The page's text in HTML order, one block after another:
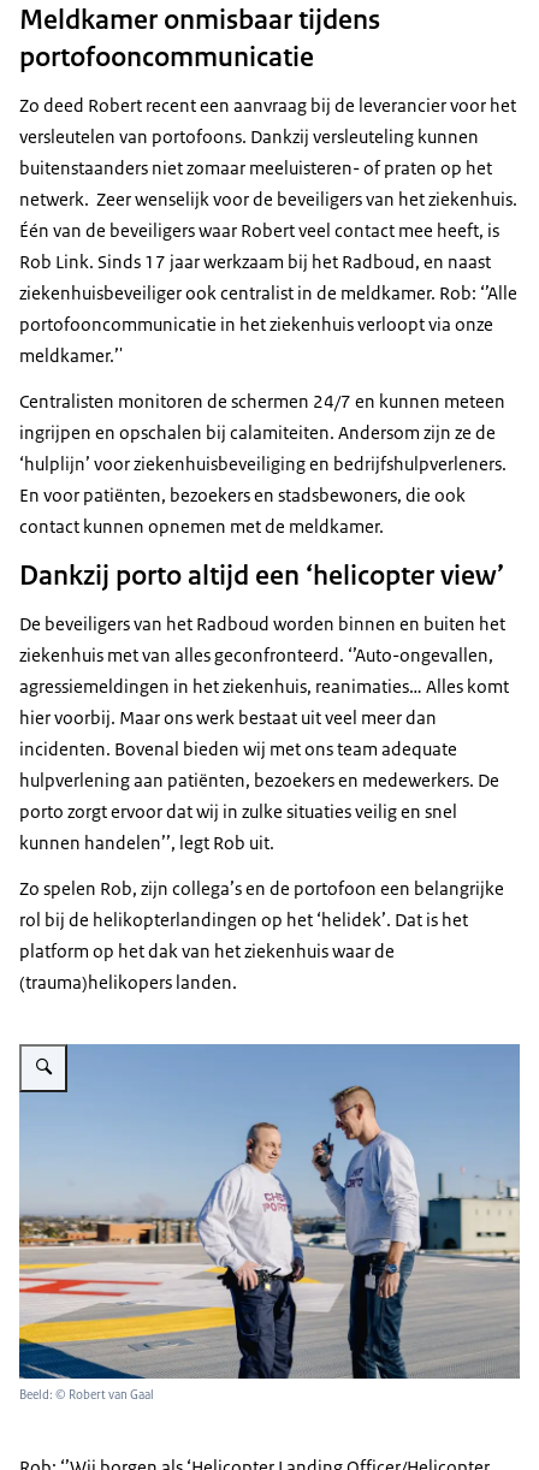
Meldkamer onmisbaar tijdens
portofooncommunicatie
Zo deed Robert recent een aanvraag bij de leverancier voor het
versleutelen van portofoons. Dankzij versleuteling kunnen
buitenstaanders niet zomaar meeluisteren- of praten op het
netwerk. Zeer wenselijk voor de beveiligers van het ziekenhuis.
Één van de beveiligers waar Robert veel contact mee heeft, is
Rob Link. Sinds 17 jaar werkzaam bij het Radboud, en naast
ziekenhuisbeveiliger ook centralist in de meldkamer. Rob: ‘’Alle
portofooncommunicatie in het ziekenhuis verloopt via onze
meldkamer.’'
Centralisten monitoren de schermen 24/7 en kunnen meteen
ingrijpen en opschalen bij calamiteiten. Andersom zijn ze de
‘hulplijn’ voor ziekenhuisbeveiliging en bedrijfshulpverleners.
En voor patiënten, bezoekers en stadsbewoners, die ook
contact kunnen opnemen met de meldkamer.
Dankzij porto altijd een ‘helicopter view’
De beveiligers van het Radboud worden binnen en buiten het
ziekenhuis met van alles geconfronteerd. ‘’Auto-ongevallen,
agressiemeldingen in het ziekenhuis, reanimaties… Alles komt
hier voorbij. Maar ons werk bestaat uit veel meer dan
incidenten. Bovenal bieden wij met ons team adequate
hulpverlening aan patiënten, bezoekers en medewerkers. De
porto zorgt ervoor dat wij in zulke situaties veilig en snel
kunnen handelen’’, legt Rob uit.
Zo spelen Rob, zijn collega’s en de portofoon een belangrijke
rol bij de helikopterlandingen op het ‘helidek’. Dat is het
platform op het dak van het ziekenhuis waar de
(trauma)helikopers landen.
Vergroot afbeelding Chef Porto Radboud Ziekenhuis
Beeld: © Robert van Gaal